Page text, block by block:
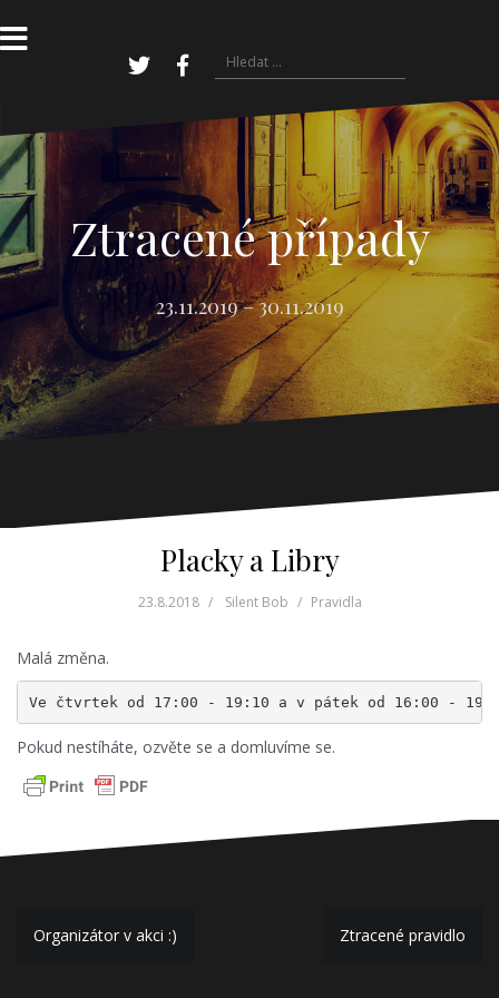
k
obsahu
TwitterFacebook
Vyhledávání
Ztracené případy
23.11.2019 – 30.11.2019
Placky a Libry
23.8.2018 Silent Bob Pravidla
Malá změna.
Ve čtvrtek od 17:00 - 19:10 a v pátek od 16:00 -
Pokud nestíháte, ozvěte se a domluvíme se.
Navigace
pro
Organizátor v akci :) Ztracené pravidlo